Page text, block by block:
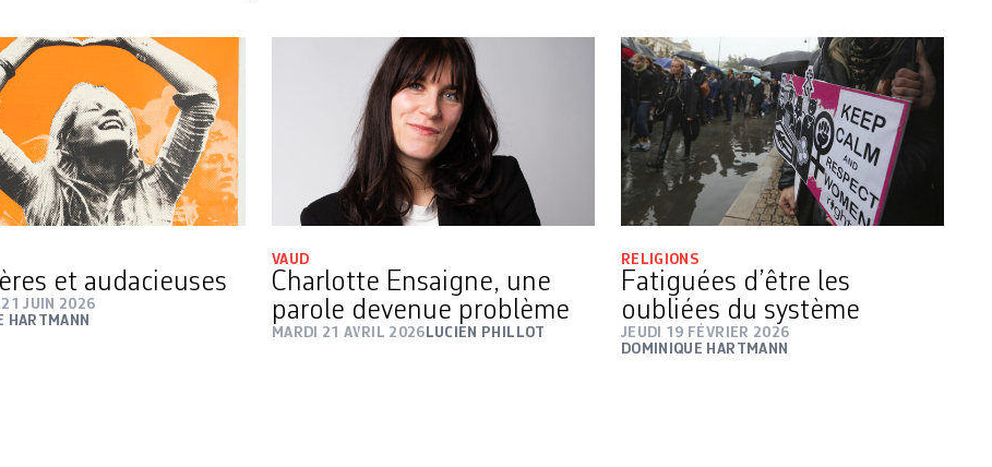
et audacieuses
21 JUIN 2026
HARTMANN
VAUD
Charlotte Ensaigne, une
parole devenue problème
MARDI 21 AVRIL 2026 LUCIEN PHILLOT
RELIGIONS
Fatiguées d’être les
oubliées du système
JEUDI 19 FÉVRIER 2026
DOMINIQUE HARTMANN